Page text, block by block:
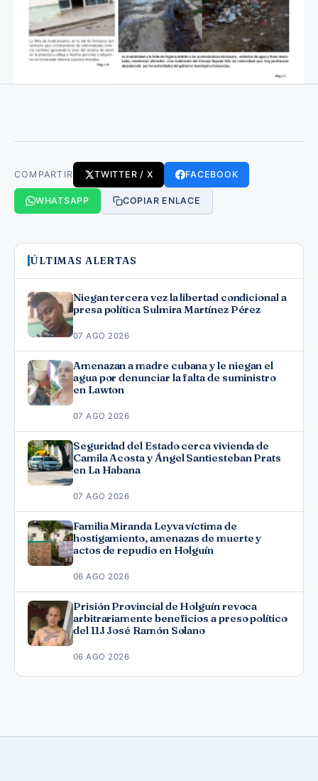
COMPARTIR TWITTER / X FACEBOOK
WHATSAPP COPIAR ENLACE
ÚLTIMAS ALERTAS
Niegan tercera vez la libertad condicional a
presa política Sulmira Martínez Pérez
07 AGO 2026
Amenazan a madre cubana y le niegan el
agua por denunciar la falta de suministro
en Lawton
07 AGO 2026
Seguridad del Estado cerca vivienda de
Camila Acosta y Ángel Santiesteban Prats
en La Habana
07 AGO 2026
Familia Miranda Leyva víctima de
hostigamiento, amenazas de muerte y
actos de repudio en Holguín
06 AGO 2026
Prisión Provincial de Holguín revoca
arbitrariamente beneficios a preso político
del 11J José Ramón Solano
06 AGO 2026